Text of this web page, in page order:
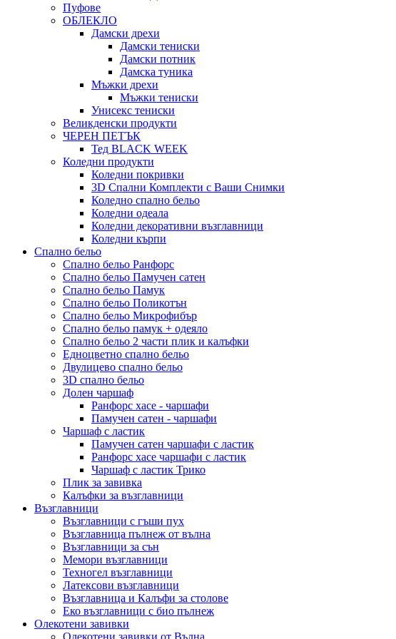
Пуфове
ОБЛЕКЛО
Дамски дрехи
Дамски тениски
Дамски потник
Дамска туника
Мъжки дрехи
Мъжки тениски
Унисекс тениски
Великденски продукти
ЧЕРЕН ПЕТЪК
Тед BLACK WEEK
Коледни продукти
Коледни покривки
3D Спални Комплекти с Ваши Снимки
Коледно спално бельо
Коледни одеала
Коледни декоративни възглавници
Коледни кърпи
Спално бельо
Спално бельо Ранфорс
Спално бельо Памучен сатен
Спално бельо Памук
Спално бельо Поликотън
Спално бельо Микрофибър
Спално бельо памук + одеяло
Спално бельо 2 части плик и калъфки
Eдноцветно спално бельо
Двулицево спално бельо
3D спално бельо
Долен чаршаф
Ранфорс хасе - чаршафи
Памучен сатен - чаршафи
Чаршаф с ластик
Памучен сатен чаршафи с ластик
Ранфорс хасе чаршафи с ластик
Чаршаф с ластик Трико
Плик за завивкa
Калъфки за възглавници
Възглавници
Възглавници с гъши пух
Възглавница пълнеж от вълна
Възглавници за сън
Мемори възглавници
Техногел възглавници
Латексови възглавници
Възглавница и Калъфи за столове
Еко възглавници с био пълнеж
Олекотени завивки
Олекотени завивки от Вълна